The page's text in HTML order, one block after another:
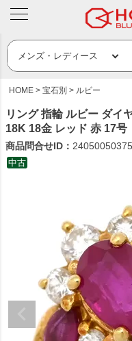
HOME 宝石別 ルビー
リング 指輪 ルビー ダイ
18K 18金 レッド 赤 17号
商品問合せID：
中古